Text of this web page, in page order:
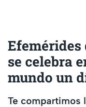
Efemérides
se celebra
mundo un
Te compartimos